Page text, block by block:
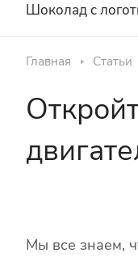
Шоколад с
Главная Статьи
Мы все знаем,